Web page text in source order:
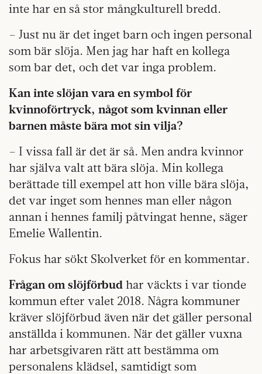
inte har en så stor mångkulturell bredd.
– Just nu är det inget barn och ingen personal
som bär slöja. Men jag har haft en kollega
som bar det, och det var inga problem.
Kan inte slöjan vara en symbol för
kvinnoförtryck, något som kvinnan eller
barnen måste bära mot sin vilja?
– I vissa fall är det är så. Men andra kvinnor
har själva valt att bära slöja. Min kollega
berättade till exempel att hon ville bära slöja,
det var inget som hennes man eller någon
annan i hennes familj påtvingat henne, säger
Emelie Wallentin.
Fokus har sökt Skolverket för en kommentar.
Frågan om slöjförbud har väckts i var tionde
kommun efter valet 2018. Några kommuner
kräver slöjförbud även när det gäller personal
anställda i kommunen. När det gäller vuxna
har arbetsgivaren rätt att bestämma om
personalens klädsel, samtidigt som